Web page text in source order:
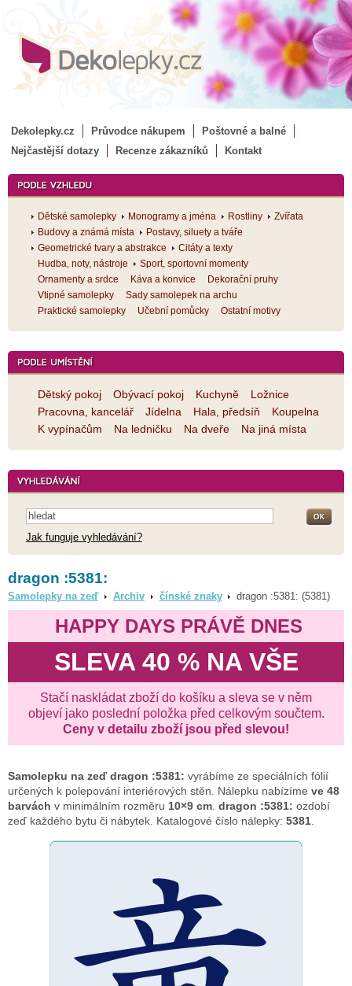
Dekolepky.cz Průvodce nákupem
Poštovné a balné
Nejčastější dotazy
Recenze zákazníků Kontakt
Dětské samolepky Monogramy a jména Rostliny
Zvířata
Budovy a známá místa
Postavy, siluety a tváře
Geometrické tvary a abstrakce
Citáty a texty
Hudba, noty, nástroje
Sport, sportovní momenty
Ornamenty a srdce
Káva a konvice
Dekorační pruhy
Vtipné samolepky
Sady samolepek na archu
Praktické samolepky
Učební pomůcky Ostatní motivy
Dětský pokoj Obývací pokoj Kuchyně
Ložnice
Pracovna, kancelář
Jídelna Hala, předsíň
Koupelna
K vypínačům
Na ledničku Na dveře Na jiná místa
Jak funguje vyhledávání?
dragon :5381:
Samolepky na zeď Archiv čínské znaky dragon :5381: (5381)
HAPPY DAYS PRÁVĚ DNES
SLEVA 40 % NA VŠE
Stačí naskládat zboží do košíku a sleva se v něm
objeví jako poslední položka před celkovým součtem.
Ceny v detailu zboží jsou před slevou!
Samolepku na zeď dragon :5381: vyrábíme ze speciálních fólií
určených k polepování interiérových stěn. Nálepku nabízíme ve 48
barvách v minimálním rozměru 10×9 cm dragon :5381: ozdobí
zeď každého bytu či nábytek. Katalogové číslo nálepky: 5381